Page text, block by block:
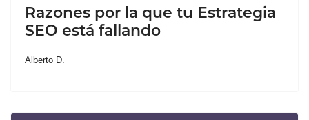
Razones por la que tu Estrategia
SEO está fallando
Alberto D.